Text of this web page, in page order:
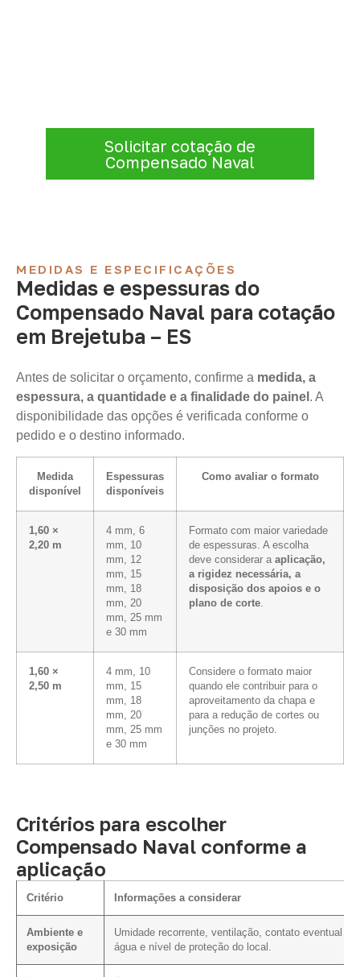
Solicitar cotação de
Compensado Naval
MEDIDAS E ESPECIFICAÇÕES
Medidas e espessuras do
Compensado Naval para cotação
em Brejetuba – ES
Antes de solicitar o orçamento, confirme a medida, a
espessura, a quantidade e a finalidade do painel . A
disponibilidade das opções é verificada conforme o
pedido e o destino informado.
Medida
disponível
Espessuras
disponíveis
Como avaliar o formato
1,60 ×
2,20 m
4 mm, 6
mm, 10
mm, 12
mm, 15
mm, 18
mm, 20
mm, 25 mm
e 30 mm
Formato com maior variedade
de espessuras. A escolha
deve considerar a aplicação,
a rigidez necessária, a
disposição dos apoios e o
plano de corte.
1,60 ×
2,50 m
4 mm, 10
mm, 15
mm, 18
mm, 20
mm, 25 mm
e 30 mm
Considere o formato maior
quando ele contribuir para o
aproveitamento da chapa e
para a redução de cortes ou
junções no projeto.
Critérios para escolher
Compensado Naval conforme a
aplicação
Critério Informações a considerar
Ambiente e
exposição
Umidade recorrente, ventilação, contato eventual
água e nível de proteção do local.